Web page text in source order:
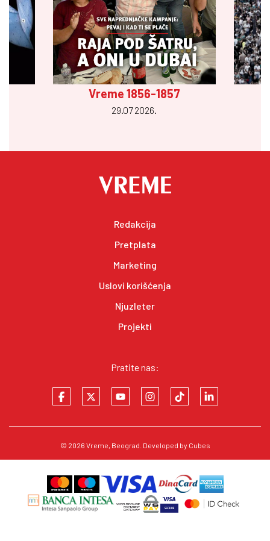
Vreme 1856-1857
29.07 2026.
Redakcija
Pretplata
Marketing
Uslovi korišćenja
Njuzleter
Projekti
Pratite nas:
© 2026 Vreme, Beograd. Developed by Cubes